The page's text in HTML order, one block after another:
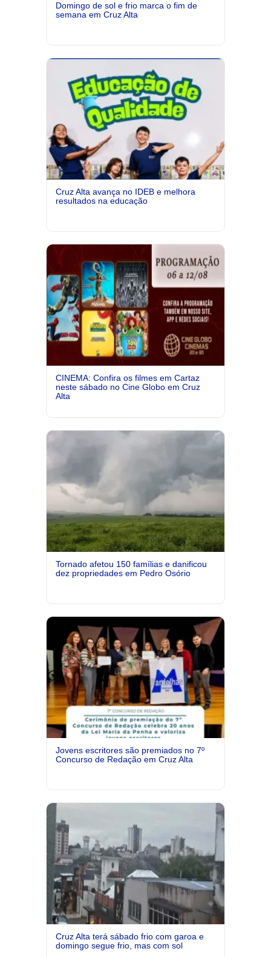
Domingo de sol e frio marca o fim de
semana em Cruz Alta
Cruz Alta avança no IDEB e melhora
resultados na educação
CINEMA: Confira os filmes em Cartaz
neste sábado no Cine Globo em Cruz
Alta
Tornado afetou 150 famílias e danificou
dez propriedades em Pedro Osório
Jovens escritores são premiados no 7º
Concurso de Redação em Cruz Alta
Cruz Alta terá sábado frio com garoa e
domingo segue frio, mas com sol